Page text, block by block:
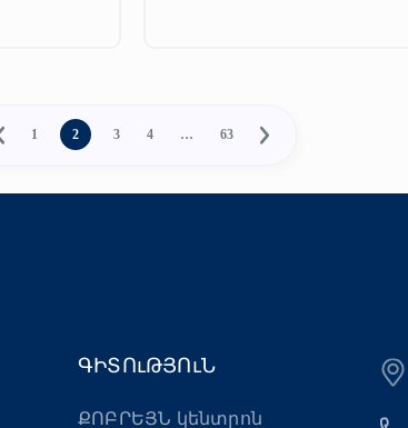
1 2 3 4 … 63
ԳԻՏՈւԹՅՈւՆ
ՔՈԲՐԵՅՆ կենտրոն